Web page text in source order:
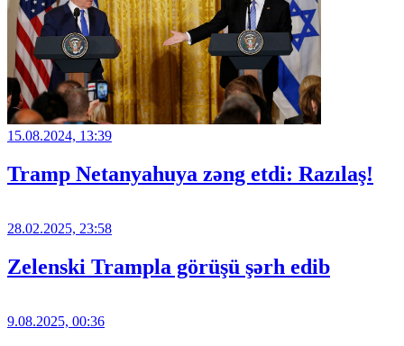
15.08.2024, 13:39
Tramp Netanyahuya zəng etdi: Razılaş!
28.02.2025, 23:58
Zelenski Trampla görüşü şərh edib
9.08.2025, 00:36